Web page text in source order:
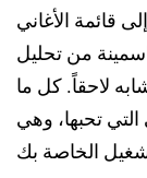
قائمة الأغاني
من تحليل
لاحقاً. كل ما
التي تحبها، وهي